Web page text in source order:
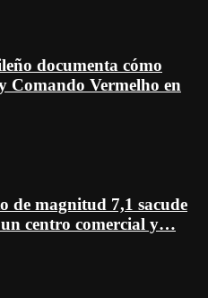
documenta cómo
Comando Vermelho en
de magnitud 7,1 sacude
centro comercial y…